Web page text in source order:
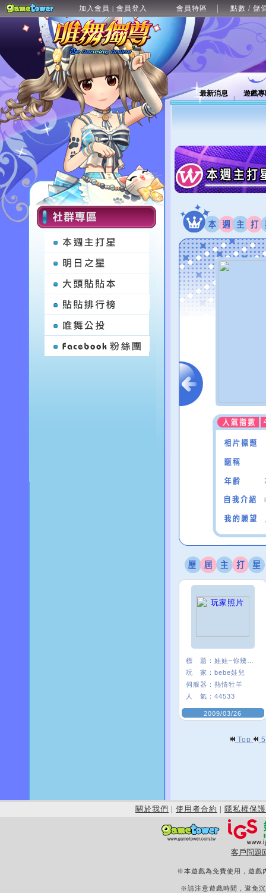
加入會員 | 會員登入 會員特區 點數 / 儲
最新消息 遊戲
標 題：
玩 家： bebe娃兒
伺服器： 熱情牡羊
人 氣： 44533
2009/03/26
Top 5
關於我們 | 使用者合約 | 隱私權保護
客戶問題
※本遊戲為免費使用，遊戲
※請注意遊戲時間，避免